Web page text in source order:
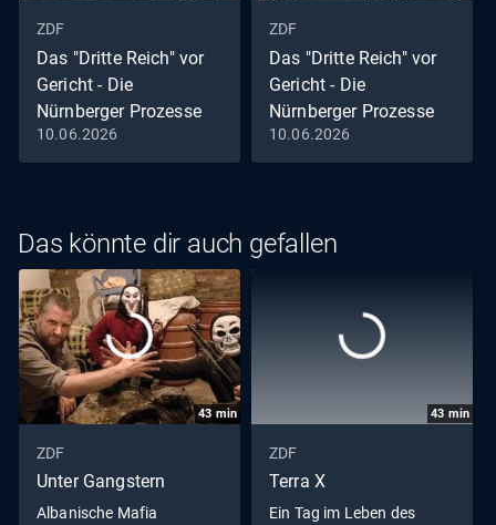
ZDF
Das "Dritte Reich" vor
Gericht - Die
Nürnberger Prozesse
Staffel 1, Folge 4: Das
Urteil
10.06.2026
ZDF
Das "Dritte Reich" vor
Gericht - Die
Nürnberger Prozesse
Staffel 1, Folge 2: Die
Anklage
10.06.2026
Das könnte dir auch gefallen
43 min
ZDF
Unter Gangstern
Albanische Mafia
43 min
ZDF
Terra X
Ein Tag im Leben des